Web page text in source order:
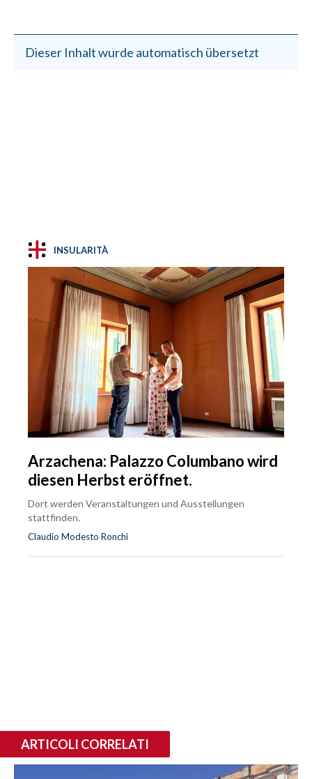
Dieser Inhalt wurde automatisch übersetzt
INSULARITÀ
Arzachena: Palazzo Columbano wird
diesen Herbst eröffnet.
Dort werden Veranstaltungen und Ausstellungen
stattfinden.
Claudio Modesto Ronchi
ARTICOLI CORRELATI